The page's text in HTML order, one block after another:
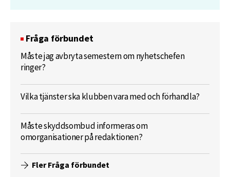
Fråga förbundet
Måste jag avbryta semestern om nyhetschefen
ringer?
Vilka tjänster ska klubben vara med och förhandla?
Måste skyddsombud informeras om
omorganisationer på redaktionen?
Fler Fråga förbundet